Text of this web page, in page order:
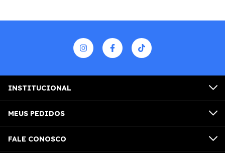
INSTITUCIONAL
MEUS PEDIDOS
FALE CONOSCO